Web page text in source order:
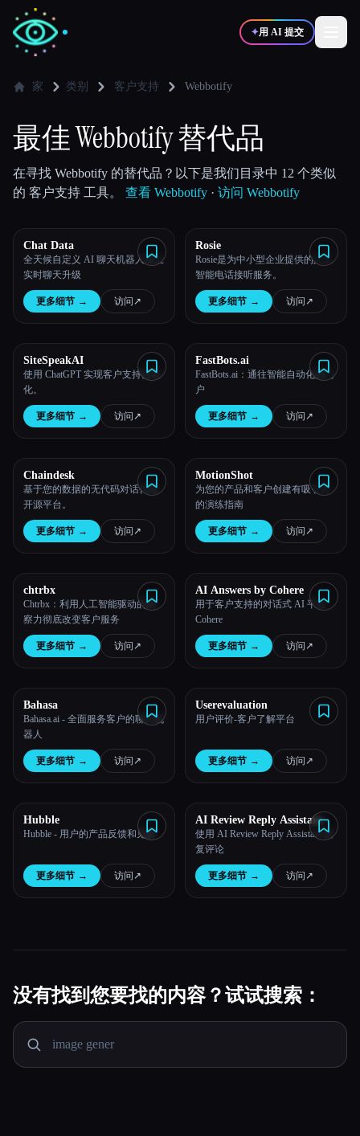
✦用 AI 提交
💻开发者 📈营销
博客
所有分类
关于
Esc
家 类别 客户支持 Webbotify
最佳 Webbotify 替代品
在寻找 Webbotify 的替代品？以下是我们目录中 12 个类似
的 客户支持 工具。 查看 Webbotify · 访问 Webbotify
Chat Data
全天候自定义 AI 聊天机器人加上
实时聊天升级
更多细节 → 访问 ↗︎
Rosie
Rosie是为中小型企业提供的人工
智能电话接听服务。
更多细节 → 访问 ↗︎
SiteSpeakAI
使用 ChatGPT 实现客户支持自动
化。
更多细节 → 访问 ↗︎
FastBots.ai
FastBots.ai：通往智能自动化的门
户
更多细节 → 访问 ↗︎
Chaindesk
基于您的数据的无代码对话代理
开源平台。
更多细节 → 访问 ↗︎
MotionShot
为您的产品和客户创建有吸引力
的演练指南
更多细节 → 访问 ↗︎
chtrbx
Chtrbx：利用人工智能驱动的洞
察力彻底改变客户服务
更多细节 → 访问 ↗︎
AI Answers by Cohere
用于客户支持的对话式 AI 平台 -
Cohere
更多细节 → 访问 ↗︎
Bahasa
Bahasa.ai - 全面服务客户的聊天机
器人
更多细节 → 访问 ↗︎
Userevaluation
用户评价-客户了解平台
更多细节 → 访问 ↗︎
Hubble
Hubble - 用户的产品反馈和见解
更多细节 → 访问 ↗︎
AI Review Reply Assistant
使用 AI Review Reply Assistant 回
复评论
更多细节 → 访问 ↗︎
没有找到您要找的内容？试试搜索：